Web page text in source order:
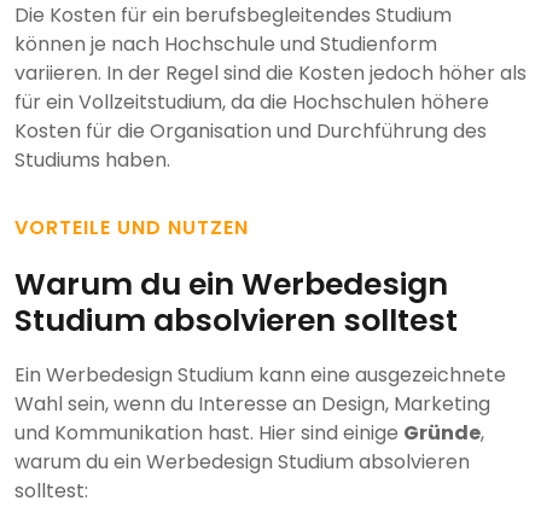
Die Kosten für ein berufsbegleitendes Studium
können je nach Hochschule und Studienform
variieren. In der Regel sind die Kosten jedoch höher als
für ein Vollzeitstudium, da die Hochschulen höhere
Kosten für die Organisation und Durchführung des
Studiums haben.
VORTEILE UND NUTZEN
Warum du ein Werbedesign
Studium absolvieren solltest
Ein Werbedesign Studium kann eine ausgezeichnete
Wahl sein, wenn du Interesse an Design, Marketing
und Kommunikation hast. Hier sind einige Gründe,
warum du ein Werbedesign Studium absolvieren
solltest: